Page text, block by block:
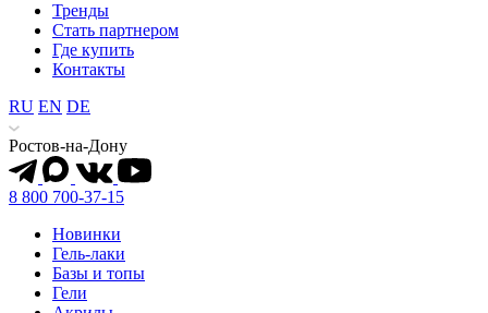
Тренды
Стать партнером
Где купить
Контакты
RU EN DE
Ростов-на-Дону
8 800 700-37-15
Новинки
Гель-лаки
Базы и топы
Гели